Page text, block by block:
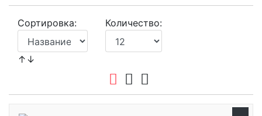
Сортировка:
↑↓
Количество: